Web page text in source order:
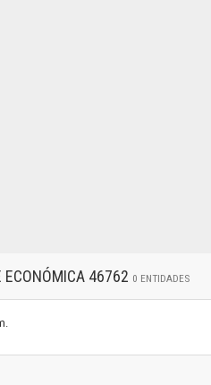
ECONÓMICA 46762 0 ENTIDADES